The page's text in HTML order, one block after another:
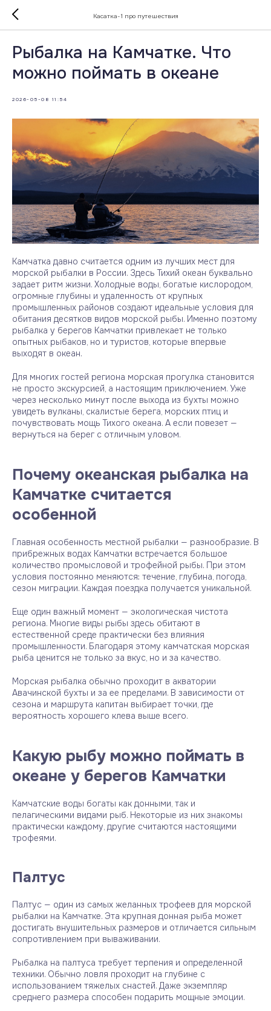
Касатка-1 про путешествия
Рыбалка на Камчатке. Что
можно поймать в океане
2026-05-08 11:54
Камчатка давно считается одним из лучших мест для
морской рыбалки в России. Здесь Тихий океан буквально
задает ритм жизни. Холодные воды, богатые кислородом,
огромные глубины и удаленность от крупных
промышленных районов создают идеальные условия для
обитания десятков видов морской рыбы. Именно поэтому
рыбалка у берегов Камчатки привлекает не только
опытных рыбаков, но и туристов, которые впервые
выходят в океан.
Для многих гостей региона морская прогулка становится
не просто экскурсией, а настоящим приключением. Уже
через несколько минут после выхода из бухты можно
увидеть вулканы, скалистые берега, морских птиц и
почувствовать мощь Тихого океана. А если повезет —
вернуться на берег с отличным уловом.
Почему океанская рыбалка на
Камчатке считается
особенной
Главная особенность местной рыбалки — разнообразие. В
прибрежных водах Камчатки встречается большое
количество промысловой и трофейной рыбы. При этом
условия постоянно меняются: течение, глубина, погода,
сезон миграции. Каждая поездка получается уникальной.
Еще один важный момент — экологическая чистота
региона. Многие виды рыбы здесь обитают в
естественной среде практически без влияния
промышленности. Благодаря этому камчатская морская
рыба ценится не только за вкус, но и за качество.
Морская рыбалка обычно проходит в акватории
Авачинской бухты и за ее пределами. В зависимости от
сезона и маршрута капитан выбирает точки, где
вероятность хорошего клева выше всего.
Какую рыбу можно поймать в
океане у берегов Камчатки
Камчатские воды богаты как донными, так и
пелагическими видами рыб. Некоторые из них знакомы
практически каждому, другие считаются настоящими
трофеями.
Палтус
Палтус — один из самых желанных трофеев для морской
рыбалки на Камчатке. Эта крупная донная рыба может
достигать внушительных размеров и отличается сильным
сопротивлением при вываживании.
Рыбалка на палтуса требует терпения и определенной
техники. Обычно ловля проходит на глубине с
использованием тяжелых снастей. Даже экземпляр
среднего размера способен подарить мощные эмоции.